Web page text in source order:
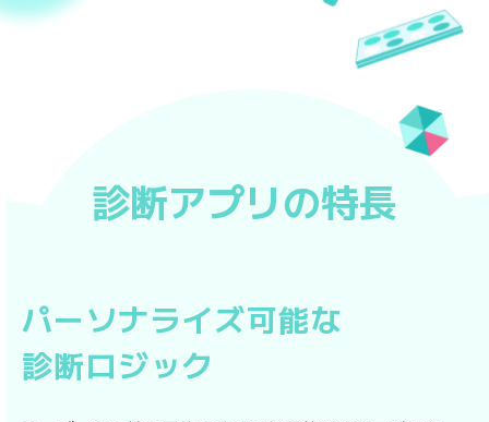
診断アプリの特長
パーソナライズ可能な
診断ロジック